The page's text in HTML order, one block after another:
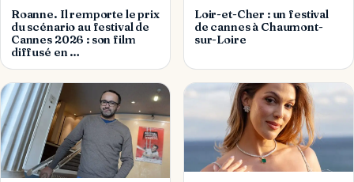
Roanne. Il remporte le prix
du scénario au festival de
Cannes 2026 : son film
diffusé en …
Loir-et-Cher : un festival
de cannes à Chaumont-
sur-Loire